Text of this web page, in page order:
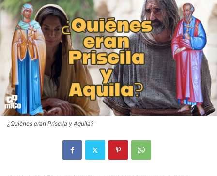
¿Quiénes eran Priscila y Aquila?